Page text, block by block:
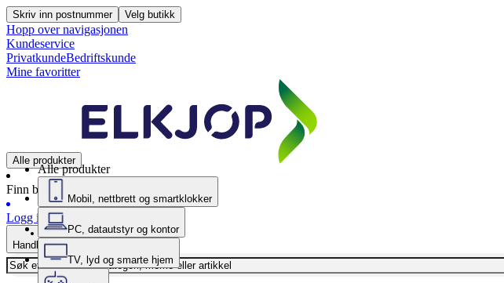
Skriv inn postnummer Velg butikk
Hopp over navigasjonen
Kundeservice
PrivatkundeBedriftskunde
Mine favoritter
Alle produkter
Finn butikk
Logg inn
Handlekurv
Alle produkter
Mobil, nettbrett og smartklokker
PC, datautstyr og kontor
TV, lyd og smarte hjem